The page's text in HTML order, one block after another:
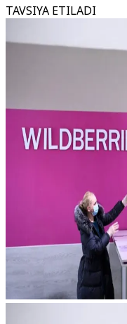
TAVSIYA ETILADI